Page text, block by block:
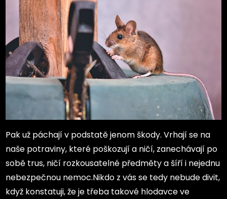
Pak už páchají v podstatě jenom škody. Vrhají se na
naše potraviny, které poškozují a ničí, zanechávají po
sobě trus, ničí rozkousatelné předměty a šíří i nejednu
nebezpečnou nemoc.Nikdo z vás se tedy nebude divit,
když konstatuji, že je třeba takové hlodavce ve